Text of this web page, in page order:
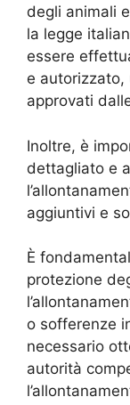
degli animali
la legge
essere
e
approvati
Inoltre, è
dettagliato e
aggiuntivi e
È
protezione
o sofferenze
necessario
autorità